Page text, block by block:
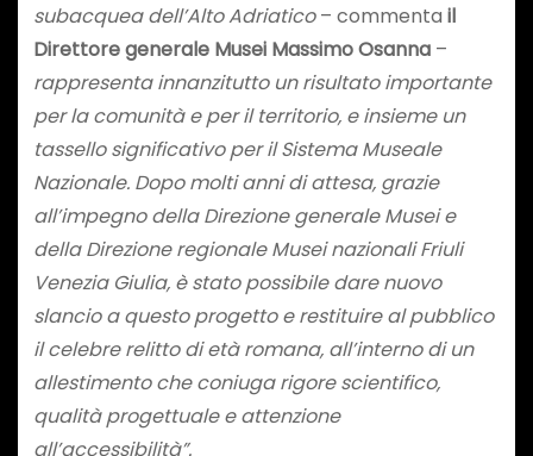
subacquea dell’Alto Adriatico– commenta il
Direttore generale Musei Massimo Osanna–
rappresenta innanzitutto un risultato importante
per la comunità e per il territorio, e insieme un
tassello significativo per il Sistema Museale
Nazionale. Dopo molti anni di attesa, grazie
all’impegno della Direzione generale Musei e
della Direzione regionale Musei nazionali Friuli
Venezia Giulia, è stato possibile dare nuovo
slancio a questo progetto e restituire al pubblico
il celebre relitto di età romana, all’interno di un
allestimento che coniuga rigore scientifico,
qualità progettuale e attenzione
all’accessibilità”.